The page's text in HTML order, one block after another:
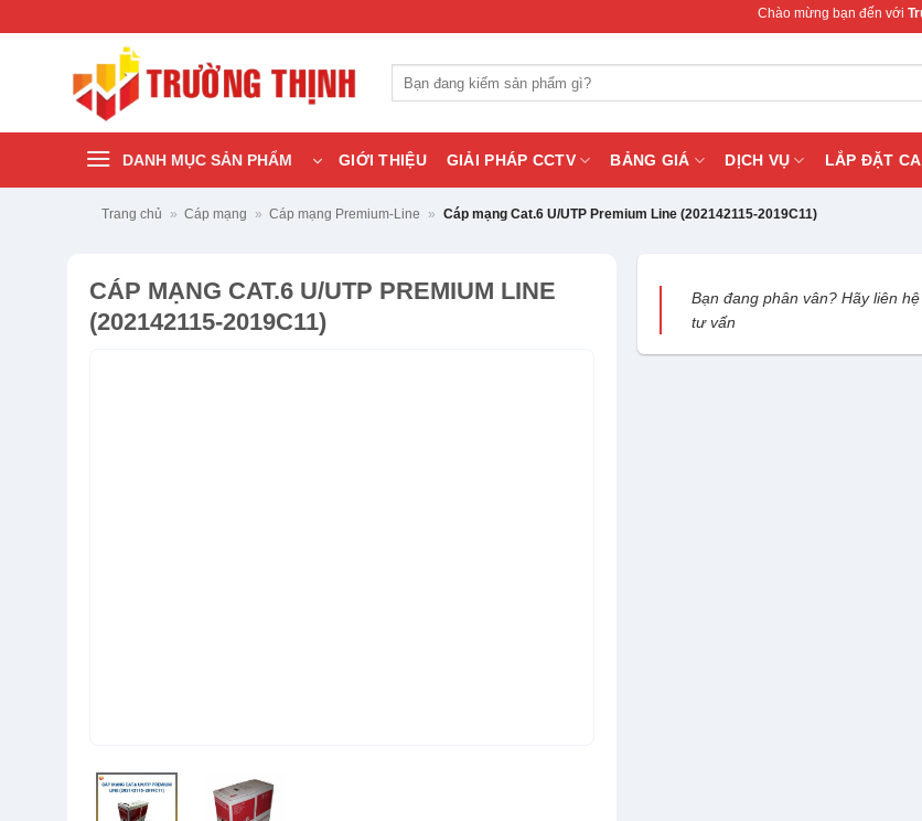
Chào mừng bạn đến vớiTrường
kiếm:
DANH MỤC SẢN PHẨM GIỚI THIỆU GIẢI PHÁP CCTV BẢNG GIÁ DỊCH VỤ LẮP ĐẶT
Trang chủ » Cáp mạng » Cáp mạng Premium-Line » Cáp mạng Cat.6 U/UTP Premium Line (202142115-2019C11)
CÁP MẠNG CAT.6 U/UTP PREMIUM LINE
(202142115-2019C11)
Bạn đang phân vân? Hãy liên
tư vấn